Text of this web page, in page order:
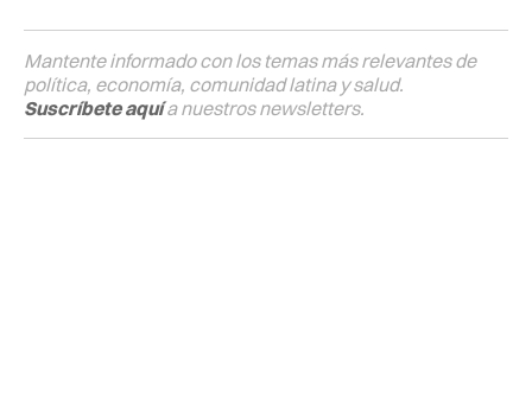
Mantente informado con los temas más relevantes de
política, economía, comunidad latina y salud.
Suscríbete aquía nuestros newsletters.